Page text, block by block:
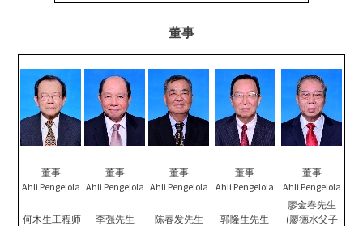
董事
董事
Ahli Pengelola
董事
Ahli Pengelola
董事
Ahli Pengelola
董事
Ahli Pengelola
董事
Ahli Pengelola
何木生工程师
李强先生
陈春发先生
郭隆生先生
廖金春先生
(廖德水父子